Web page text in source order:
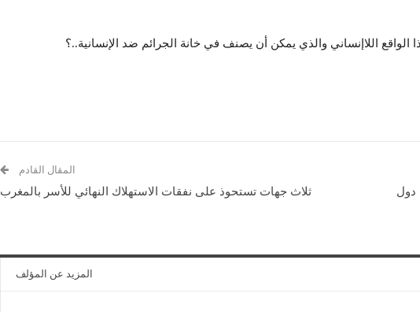
اللاإنساني والذي يمكن أن يصنف في خانة الجرائم ضد الإنسانية..؟
دول
المقال القادم
ثلاث جهات تستحوذ على نفقات الاستهلاك النهائي للأسر بالمغرب
المزيد عن المؤلف